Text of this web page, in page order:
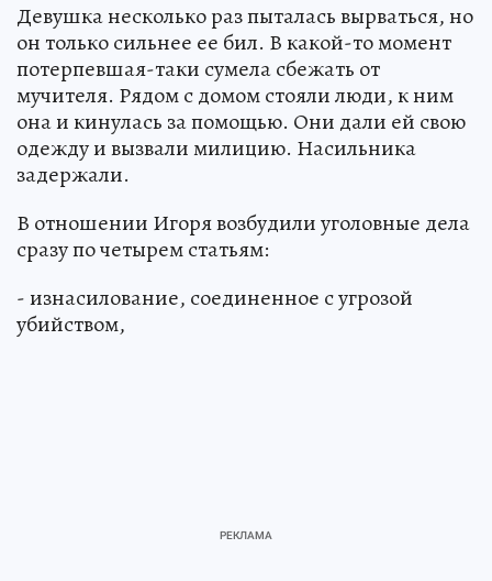
Девушка несколько раз пыталась вырваться, но
он только сильнее ее бил. В какой-то момент
потерпевшая-таки сумела сбежать от
мучителя. Рядом с домом стояли люди, к ним
она и кинулась за помощью. Они дали ей свою
одежду и вызвали милицию. Насильника
задержали.
В отношении Игоря возбудили уголовные дела
сразу по четырем статьям:
- изнасилование, соединенное с угрозой
убийством,